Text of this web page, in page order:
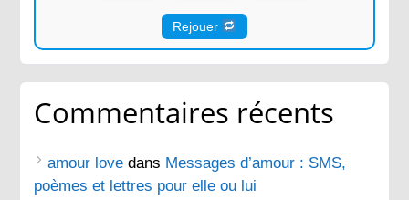
Rejouer
Commentaires récents
amour love dans Messages d’amour : SMS,
poèmes et lettres pour elle ou lui